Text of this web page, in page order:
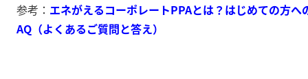
参考： エネがえるコーポレートPPAとは？はじめての方へ
AQ（よくあるご質問と答え）